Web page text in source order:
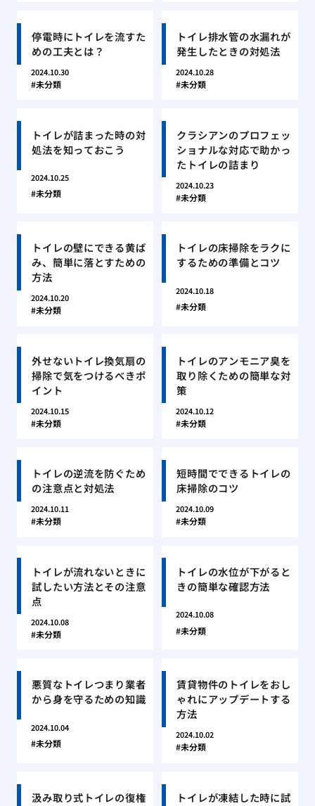
停電時にトイレを流すた
めの工夫とは？
2024.10.30
未分類
トイレ排水管の水漏れが
発生したときの対処法
2024.10.28
未分類
トイレが詰まった時の対
処法を知っておこう
2024.10.25
未分類
クラシアンのプロフェッ
ショナルな対応で助かっ
たトイレの詰まり
2024.10.23
未分類
トイレの壁にできる黄ば
み、簡単に落とすための
方法
2024.10.20
未分類
トイレの床掃除をラクに
するための準備とコツ
2024.10.18
未分類
外せないトイレ換気扇の
掃除で気をつけるべきポ
イント
2024.10.15
未分類
トイレのアンモニア臭を
取り除くための簡単な対
策
2024.10.12
未分類
トイレの逆流を防ぐため
の注意点と対処法
2024.10.11
未分類
短時間でできるトイレの
床掃除のコツ
2024.10.09
未分類
トイレが流れないときに
試したい方法とその注意
点
2024.10.08
未分類
トイレの水位が下がると
きの簡単な確認方法
2024.10.08
未分類
悪質なトイレつまり業者
から身を守るための知識
2024.10.04
未分類
賃貸物件のトイレをおし
ゃれにアップデートする
方法
2024.10.02
未分類
汲み取り式トイレの復権
トイレが凍結した時に試